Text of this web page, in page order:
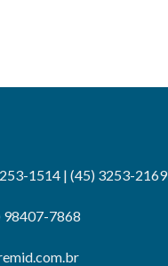
1514 | (45) 3253-2169
98407-7868